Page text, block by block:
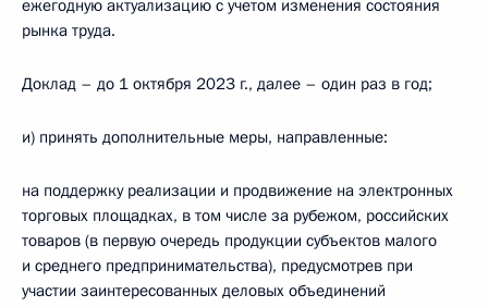
ежегодную актуализацию с учетом изменения состояния
рынка труда.
Доклад – до 1 октября 2023 г., далее – один раз в год;
и) принять дополнительные меры, направленные:
на поддержку реализации и продвижение на электронных
торговых площадках, в том числе за рубежом, российских
товаров (в первую очередь продукции субъектов малого
и среднего предпринимательства), предусмотрев при
участии заинтересованных деловых объединений